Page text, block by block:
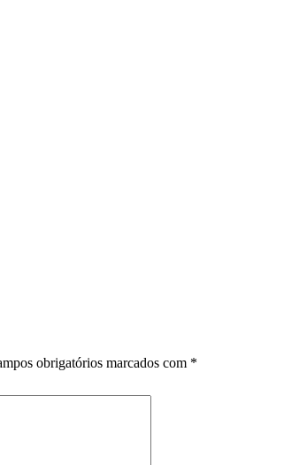
obrigatórios marcados com *